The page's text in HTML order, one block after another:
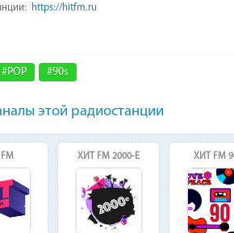
https://hitfm.ru
#POP #90s
этой радиостанции
ХИТ FM 2000-Е ХИТ FM